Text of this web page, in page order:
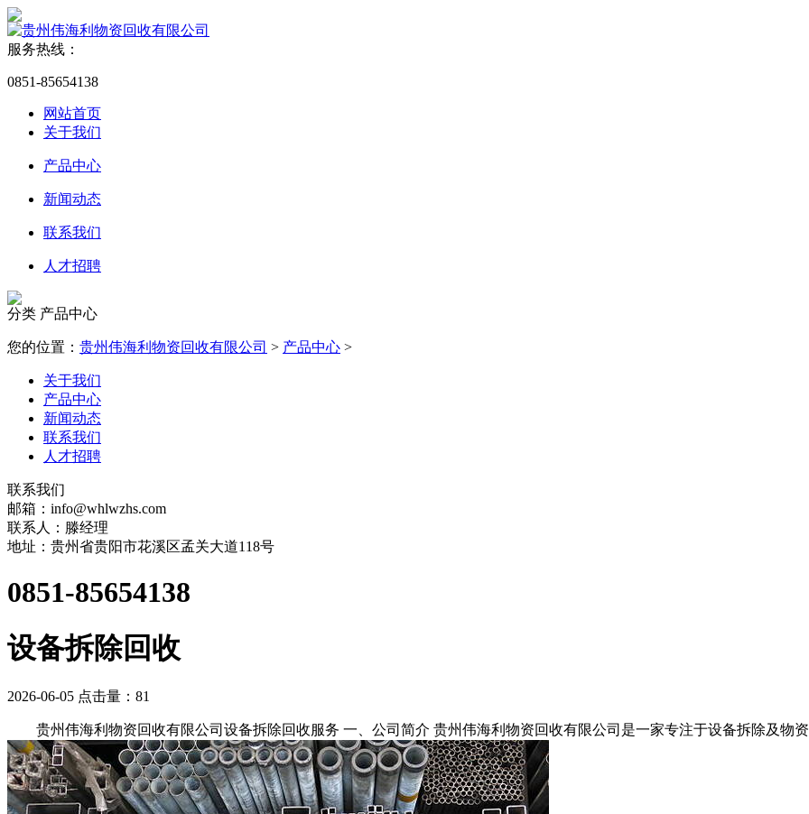
服务热线：
0851-85654138
网站首页
关于我们
产品中心
新闻动态
联系我们
人才招聘
分类 产品中心
您的位置： 贵州伟海利物资回收有限公司 > 产品中心 >
关于我们
产品中心
新闻动态
联系我们
人才招聘
联系我们
邮箱：info@whlwzhs.com
联系人：滕经理
地址：贵州省贵阳市花溪区孟关大道118号
0851-85654138
设备拆除回收
2026-06-05 点击量： 81
贵州伟海利物资回收有限公司设备拆除回收服务 一、公司简介 贵州伟海利物资回收有限公司是一家专注于设备拆除及物